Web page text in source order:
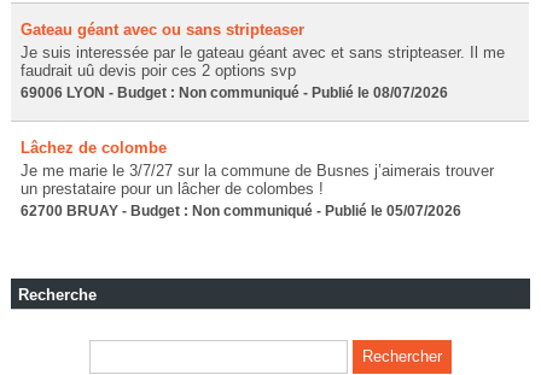
Gateau géant avec ou sans stripteaser
Je suis interessée par le gateau géant avec et sans stripteaser. Il me
faudrait uû devis poir ces 2 options svp
69006 LYON - Budget : Non communiqué - Publié le 08/07/2026
Lâchez de colombe
Je me marie le 3/7/27 sur la commune de Busnes j’aimerais trouver
un prestataire pour un lâcher de colombes !
62700 BRUAY - Budget : Non communiqué - Publié le 05/07/2026
Recherche